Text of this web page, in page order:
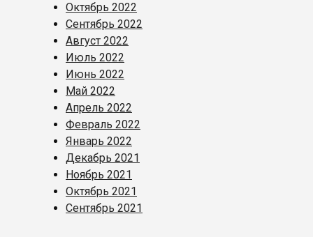
Октябрь 2022
Сентябрь 2022
Август 2022
Июль 2022
Июнь 2022
Май 2022
Апрель 2022
Февраль 2022
Январь 2022
Декабрь 2021
Ноябрь 2021
Октябрь 2021
Сентябрь 2021